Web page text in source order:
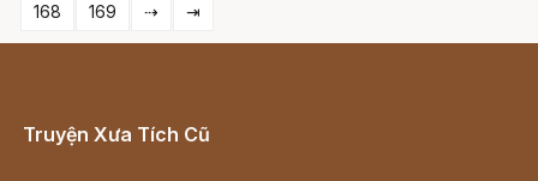
168
169 ⇢ ⇥
Truyện Xưa Tích Cũ